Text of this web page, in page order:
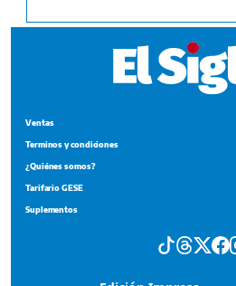
Ventas
Terminos y condiciones
¿Quiénes somos?
Tarifario GESE
Suplementos